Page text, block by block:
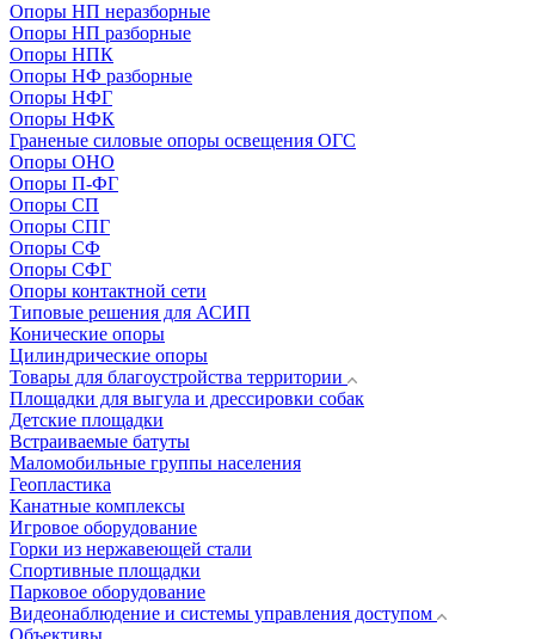
Опоры НП неразборные
Опоры НП разборные
Опоры НПК
Опоры НФ разборные
Опоры НФГ
Опоры НФК
Граненые силовые опоры освещения ОГС
Опоры ОНО
Опоры П-ФГ
Опоры СП
Опоры СПГ
Опоры СФ
Опоры СФГ
Опоры контактной сети
Типовые решения для АСИП
Конические опоры
Цилиндрические опоры
Товары для благоустройства территории
Площадки для выгула и дрессировки собак
Детские площадки
Встраиваемые батуты
Маломобильные группы населения
Геопластика
Канатные комплексы
Игровое оборудование
Горки из нержавеющей стали
Спортивные площадки
Парковое оборудование
Видеонаблюдение и системы управления доступом
Объективы